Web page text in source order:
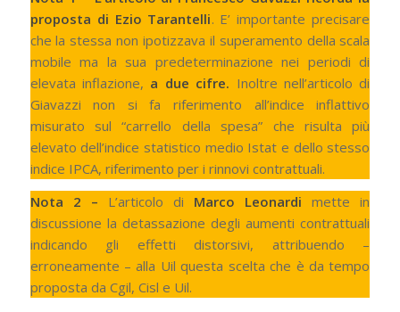
proposta di Ezio Tarantelli. E’ importante precisare
che la stessa non ipotizzava il superamento della scala
mobile ma la sua predeterminazione nei periodi di
elevata inflazione, a due cifre. Inoltre nell’articolo di
Giavazzi non si fa riferimento all’indice inflattivo
misurato sul “carrello della spesa” che risulta più
elevato dell’indice statistico medio Istat e dello stesso
indice IPCA, riferimento per i rinnovi contrattuali.
Nota 2 – L’articolo di Marco Leonardimette in
discussione la detassazione degli aumenti contrattuali
indicando gli effetti distorsivi, attribuendo –
erroneamente – alla Uil questa scelta che è da tempo
proposta da Cgil, Cisl e Uil.